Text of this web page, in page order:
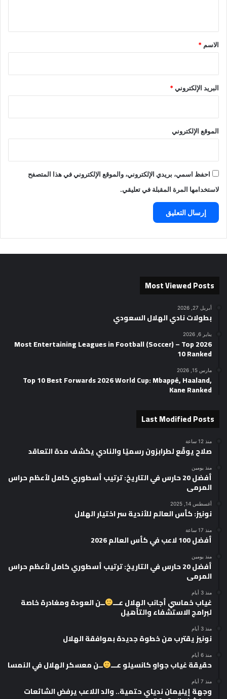
*
الاسم *
البريد الإلكتروني*
الموقع الإلكتروني
احفظ اسمي، بريدي الإلكتروني، والموقع الإلكتروني في هذا المتصفح
لاستخدامها المرة المقبلة في تعليقي.
Most Viewed Posts
أبريل 27, 2026
بطولات نادي الهلال السعودي
يناير 6, 2026
2026 Most Entertaining Leagues in Football (Soccer) – Top
10 Ranked
مارس 15, 2026
Top 10 Best Forwards 2026 World Cup: Mbappé, Haaland,
Kane Ranked
Last Modified Posts
منذ 12 ساعة
صلاح يوقّع لطرابزون رسميًا والنادي يكشف مدة التعاقد
منذ يومين
أفضل 20 حارس في التاريخ: ترتيب أسطوري كامل لأعظم حراس
المرمى
أغسطس 14, 2025
نونيز: كأس العالم للأندية سر اختيار الهلال
منذ 17 ساعة
أفضل 100 لاعب في كأس العالم 2026
منذ يومين
أفضل 20 حارس في التاريخ: ترتيب أسطوري كامل لأعظم حراس
المرمى
منذ 3 أيام
غياب خماسي أجانب الهلال عـــ ــن العودة ومغادرة خاصة
لبرامج الاستشفاء والتأهيل
منذ 3 أيام
نونيز يقترب من خطوة جديدة بموافقة الهلال
منذ 6 أيام
حقيقة غياب جواو كانسيلو عـــ ــن معسكر الهلال في النمسا
منذ 7 أيام
وجهة إيليمان ندياي حتمية.. والد اللاعب يرفض الشائعات